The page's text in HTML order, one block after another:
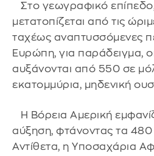
Στο γεωγραφικό
μετατοπίζεται από τις
ταχέως αναπτυσσόμενες
Ευρώπη, για παράδειγμα,
αυξάνονται από 550 σε
εκατομμύρια, μηδενική
Η Βόρεια Αμερική
αύξηση, φτάνοντας τα 480
Αντίθετα, η Υποσαχάρια